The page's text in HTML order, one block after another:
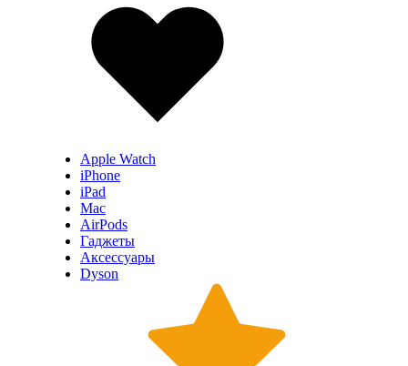
Apple Watch
iPhone
iPad
Mac
AirPods
Гаджеты
Аксессуары
Dyson